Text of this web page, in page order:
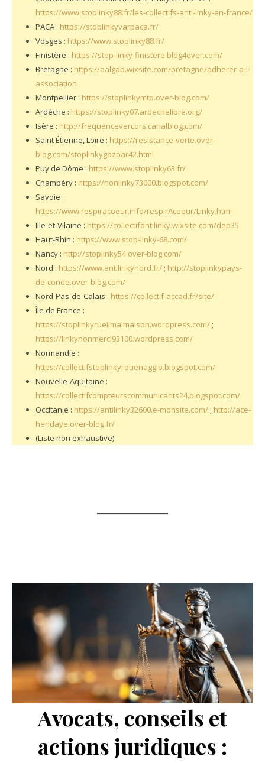
https://www.stoplinky88.fr/les-collectifs-anti-linky-en-france/
PACA : https://stoplinkyvarpaca.fr/
Vosges : https://www.stoplinky88.fr/
Finistère : https://stop-linky-finistere.blog4ever.com/
Bretagne : https://aalgab.wixsite.com/bretagne/adherer-a-l-
association
Montpellier : https://stoplinkymtp.over-blog.com/
Ardèche : https://stoplinky07.ardechelibre.org/
Isère : http://frequencevercors.canalblog.com/
Saint Étienne, Loire : https://resistance-verte.over-
blog.com/stoplinkygazpar42.html
Puy de Dôme : https://www.stoplinky63.fr/
Chambéry : https://nonlinky73000.blogspot.com/
Savoie :
https://www.respiracoeur.info/respirAcoeur/Linky.html
Ille-et-Vilaine : https://collectifantilinky.wixsite.com/dep35
Haut-Rhin : https://www.stop-linky-68.com/
Nancy : http://stoplinky54.over-blog.com/
Nord : https://www.antilinkynord.fr/ ; http://stoplinkypays-
de-conde.over-blog.com/
Nord-Pas-de-Calais : https://collectif-accad.fr/site/
Île de France :
https://stoplinkyrueilmalmaison.wordpress.com/ ;
https://linkynonmerci93100.wordpress.com/
Normandie :
https://collectifstoplinkyrouenagglo.blogspot.com/
Nouvelle-Aquitaine :
https://collectifcompteurscommunicants24.blogspot.com/
Occitanie : https://antilinky32600.e-monsite.com/ ; http://ace-
hendaye.over-blog.fr/
(Liste non exhaustive)
Avocats, conseils et
actions juridiques :